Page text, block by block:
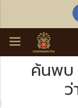
ค้นพบ